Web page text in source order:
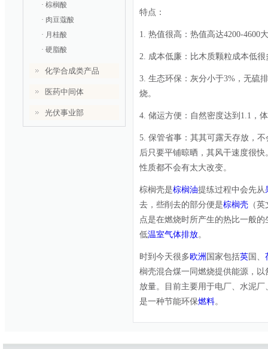
· 棕榈酸
· 肉豆蔻酸
· 月桂酸
· 硬脂酸
化学合成类产品
医药中间体
光伏事业部
特点：
1. 热值很高：热值高达4200-4600
2. 成本低廉：比木质颗粒成本低很
3. 生态环保：灰分小于3%，无硫
烧。
4. 储运方便：自然密度达到1.1，
5. 保管省事：其其可露天存放，
后只要平铺晾晒，其风干速度很
性质都不会有太大改变。
棕榈壳是棕榈油提练过程中会先从
去，些削去的部分便是棕榈壳 （
点是在燃烧时所产生的热比一般
低温室气体排放。
时到今天很多欧洲 国家包括英国、
榈壳混合煤一同燃烧提供能源，
放量。目前主要用于电厂、水泥
是一种节能环保燃料。